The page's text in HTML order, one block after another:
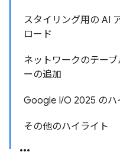
スタイリング用の AI
ロード
ネットワークのテー
ーの追加
Google I/O 2025 のハ
その他のハイライト